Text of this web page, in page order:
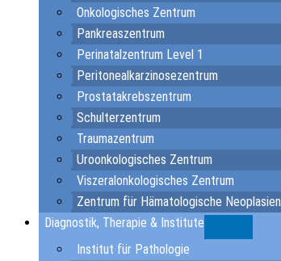
Onkologisches Zentrum
Pankreaszentrum
Perinatalzentrum Level 1
Peritonealkarzinosezentrum
Prostatakrebszentrum
Schulterzentrum
Traumazentrum
Uroonkologisches Zentrum
Viszeralonkologisches Zentrum
Zentrum für Hämatologische Neoplasien
Diagnostik, Therapie & Institute
Institut für Pathologie